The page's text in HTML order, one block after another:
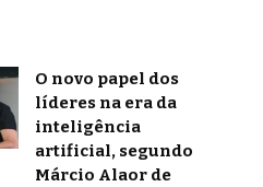
O novo papel dos
líderes na era da
inteligência
artificial, segundo
Márcio Alaor de